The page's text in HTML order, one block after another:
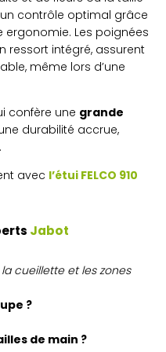
contrôle optimal grâce
ergonomie. Les poignées
ressort intégré, assurent
même lors d’une
confère une grande
durabilité accrue,
avec l’étui FELCO 910
Jabot
cueillette et les zones
?
de main ?